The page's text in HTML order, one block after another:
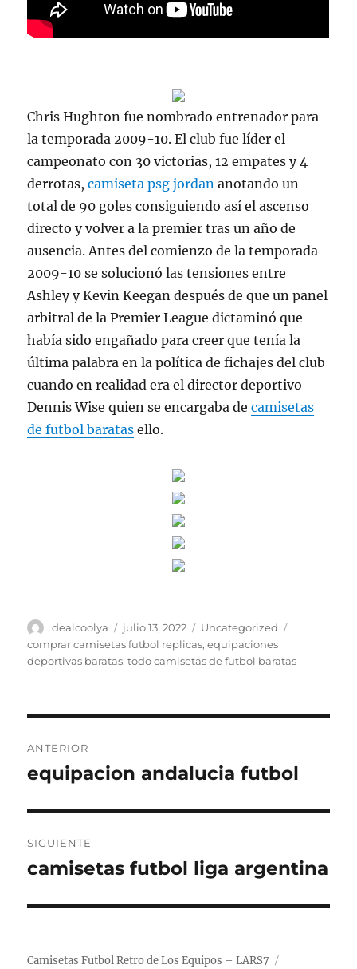
Chris Hughton fue nombrado entrenador para
la temporada 2009-10. El club fue líder el
campeonato con 30 victorias, 12 empates y 4
derrotas,camiseta psg jordan anotando un
total de 90 goles consiguiendo así el ascenso
directo y volver a la premier tras un año de
ausencia. Antes del comienzo de la temporada
2009-10 se solucionó las tensiones entre
Ashley y Kevin Keegan después de que un panel
arbitral de la Premier League dictaminó que
había sido engañado para creer que tenía la
última palabra en la política de fichajes del club
cuando en realidad era el director deportivo
Dennis Wise quien se encargaba decamisetas
de futbol baratas ello.
Autor
dealcoolya
Publicado
el
julio 13, 2022 Categorías
Uncategorized
comprar camisetas futbol replicas,equipaciones
deportivas baratas,todo camisetas de futbol baratas
de
ANTERIOR
Entrada
equipacion andalucia futbol
SIGUIENTE
Entrada
camisetas futbol liga argentina
Camisetas Futbol Retro de Los Equipos – LARS7